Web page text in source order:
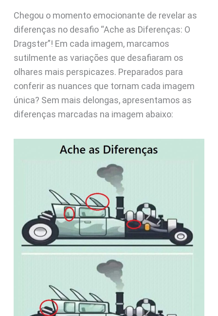
Chegou o momento emocionante de revelar as
diferenças no desafio “Ache as Diferenças: O
Dragster”! Em cada imagem, marcamos
sutilmente as variações que desafiaram os
olhares mais perspicazes. Preparados para
conferir as nuances que tornam cada imagem
única? Sem mais delongas, apresentamos as
diferenças marcadas na imagem abaixo: